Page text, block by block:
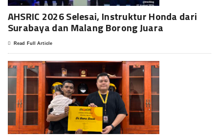
AHSRIC 2026 Selesai, Instruktur Honda dari
Surabaya dan Malang Borong Juara
Read Full Article